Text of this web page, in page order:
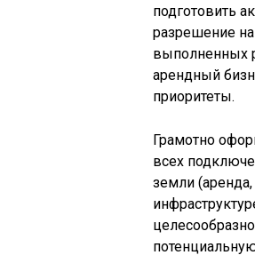
подготовить
разрешение
выполненных
арендный
приоритеты.
Грамотно
всех
земли (аренда,